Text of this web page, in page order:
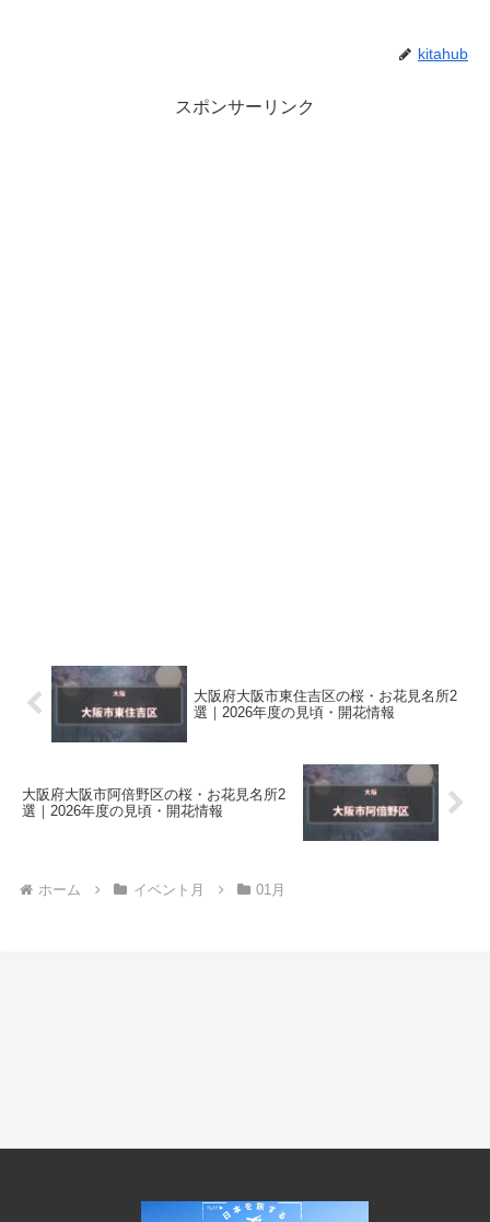
kitahub
スポンサーリンク
大阪府大阪市東住吉区の桜・お花見名所2
選｜2026年度の見頃・開花情報
大阪府大阪市阿倍野区の桜・お花見名所2
選｜2026年度の見頃・開花情報
ホーム イベント月 01月